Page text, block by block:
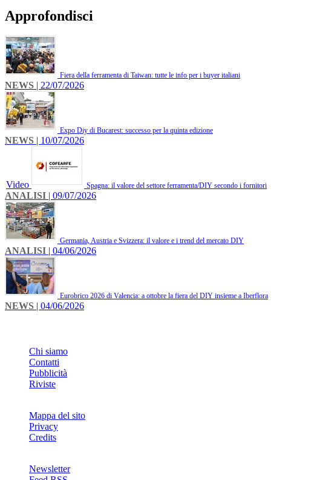
Approfondisci
Fiera della ferramenta di Taiwan: tutte le info per i buyer italiani
NEWS | 22/07/2026
Expo Diy di Bucarest: successo per la quinta edizione
NEWS | 10/07/2026
Video Spagna: il valore del settore ferramenta/DIY secondo i fornitori
ANALISI | 09/07/2026
Germania, Austria e Svizzera: il valore e i trend del mercato DIY
ANALISI | 04/06/2026
Eurobrico 2026 di Valencia: a ottobre la fiera del DIY insieme a Iberflora
NEWS | 04/06/2026
Chi siamo
Contatti
Pubblicità
Riviste
Mappa del sito
Privacy
Credits
Newsletter